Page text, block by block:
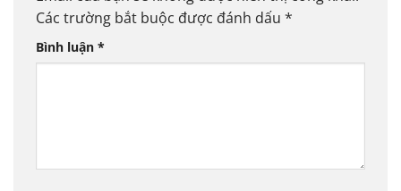
Các trường bắt buộc được đánh dấu *
Bình luận *